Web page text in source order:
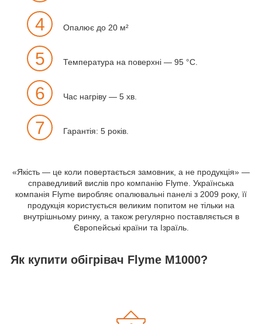
4 Опалює до 20 м²
5 Температура на поверхні — 95 °C.
6 Час нагріву — 5 хв.
7 Гарантія: 5 років.
«Якість — це коли повертається замовник, а не продукція» —
справедливий вислів про компанію Flyme. Українська
компанія Flyme виробляє опалювальні панелі з 2009 року, її
продукція користується великим попитом не тільки на
внутрішньому ринку, а також регулярно поставляється в
Європейські країни та Ізраїль.
Як купити обігрівач Flyme M1000?